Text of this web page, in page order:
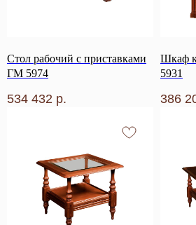
Стол рабочий с приставками
ГМ 5974
534 432 р.
Шкаф
5931
386